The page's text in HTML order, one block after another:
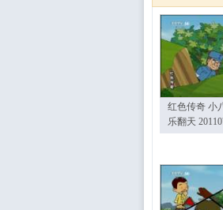
红色传奇 小
乐翻天